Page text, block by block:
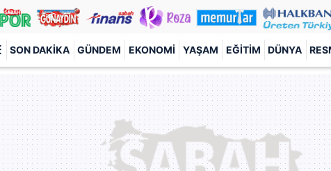
SON DAKIKA GÜNDEM EKONOMI YAŞAM EĞITIM DÜNYA